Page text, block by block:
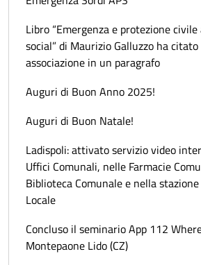
Libro “Emergenza e protezione
social” di Maurizio Galluzzo ha
associazione in un paragrafo
Auguri di Buon Anno 2025!
Auguri di Buon Natale!
Ladispoli: attivato servizio video
Uffici Comunali, nelle Farmacie
Biblioteca Comunale e nella
Locale
Concluso il seminario App 112
Montepaone Lido (CZ)